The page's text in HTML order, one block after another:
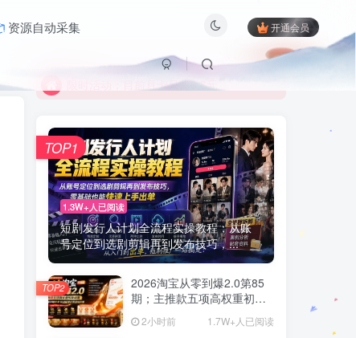
资源自动采集 开通会员
限时活动；目前月卡只需6.8元
有问题联系及时联系站长
限时活动；目前月卡只需6.8元
1.3W+人已阅读
短剧发行人计划全流程实操教程；从账
号定位到选剧剪辑再到发布技巧，...
TOP1
2026淘宝从零到爆2.0第85
期；主推款五项高权重初始
破零积累基础权重
2小时前 1.7W+人已阅读
TOP2